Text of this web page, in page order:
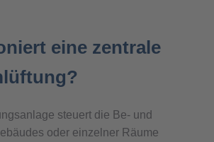
eine zentrale
steuert die Be- und
oder einzelner Räume